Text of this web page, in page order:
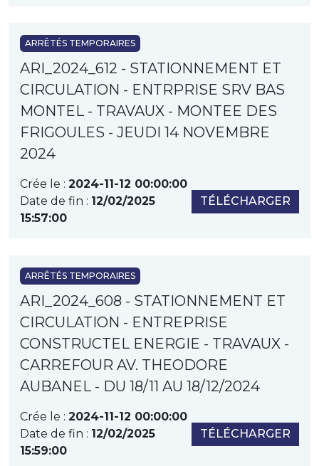
ARRÊTÉS TEMPORAIRES
ARI_2024_612 - STATIONNEMENT ET
CIRCULATION - ENTRPRISE SRV BAS
MONTEL - TRAVAUX - MONTEE DES
FRIGOULES - JEUDI 14 NOVEMBRE
2024
Crée le : 2024-11-12 00:00:00
Date de fin : 12/02/2025
15:57:00
TÉLÉCHARGER
ARRÊTÉS TEMPORAIRES
ARI_2024_608 - STATIONNEMENT ET
CIRCULATION - ENTREPRISE
CONSTRUCTEL ENERGIE - TRAVAUX -
CARREFOUR AV. THEODORE
AUBANEL - DU 18/11 AU 18/12/2024
Crée le : 2024-11-12 00:00:00
Date de fin : 12/02/2025
15:59:00
TÉLÉCHARGER